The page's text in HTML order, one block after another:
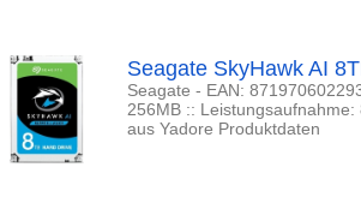
Seagate SkyHawk AI
Seagate - EAN:
256MB ::
aus Yadore Produktdaten